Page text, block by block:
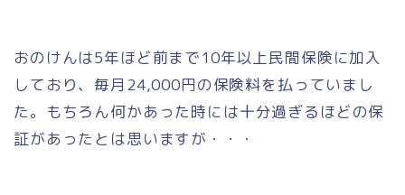
おのけんは5年ほど前まで10年以上民間保険に加入
しており、毎月24,000円の保険料を払っていまし
た。もちろん何かあった時には十分過ぎるほどの保
証があったとは思いますが・・・